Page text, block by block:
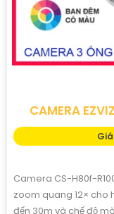
Camera An Ninh CS-
trang bị đèn còi báo
minh với khả năng hỗ